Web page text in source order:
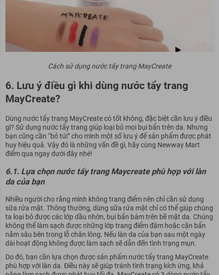
Cách sử dụng nước tẩy trang MayCreate
6. Lưu ý điều gì khi dùng nước tẩy trang
MayCreate?
Dùng nước tẩy trang MayCreate có tốt không, đặc biệt cần lưu ý điều
gì? Sử dụng nước tẩy trang giúp loại bỏ mọi bụi bẩn trên da. Nhưng
bạn cũng cần “bỏ túi” cho mình một số lưu ý để sản phẩm được phát
huy hiệu quả. Vậy đó là những vấn đề gì, hãy cùng Newway Mart
điểm qua ngay dưới đây nhé!
6.1. Lựa chọn nước tẩy trang Maycreate phù hợp với làn
da của bạn
Nhiều người cho rằng mình không trang điểm nên chỉ cần sử dụng
sữa rửa mặt. Thông thường, dùng sữa rửa mặt chỉ có thể giúp chúng
ta loại bỏ được các lớp dầu nhờn, bụi bẩn bám trên bề mặt da. Chúng
không thể làm sạch được những lớp trang điểm đậm hoặc cặn bẩn
nằm sâu bên trong lỗ chân lông. Nếu làn da của bạn sau một ngày
dài hoạt động không được làm sạch sẽ dẫn đến tình trạng mụn.
Do đó, bạn cần lựa chọn được sản phẩm nước tẩy trang MayCreate
phù hợp với làn da. Điều này sẽ giúp tránh tình trạng kích ứng, khả